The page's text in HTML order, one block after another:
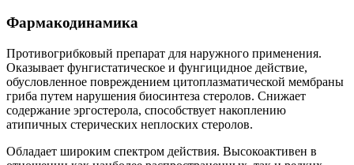
Фармакодинамика
Противогрибковый препарат для наружного применения.
Оказывает фунгистатическое и фунгицидное действие,
обусловленное повреждением цитоплазматической мембраны
гриба путем нарушения биосинтеза стеролов. Снижает
содержание эргостерола, способствует накоплению
атипичных стерических неплоских стеролов.
Обладает широким спектром действия. Высокоактивен в